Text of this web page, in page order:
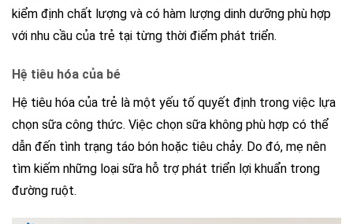
kiểm định chất lượng và có hàm lượng dinh dưỡng phù hợp
với nhu cầu của trẻ tại từng thời điểm phát triển.
Hệ tiêu hóa của bé
Hệ tiêu hóa của trẻ là một yếu tố quyết định trong việc lựa
chọn sữa công thức. Việc chọn sữa không phù hợp có thể
dẫn đến tình trạng táo bón hoặc tiêu chảy. Do đó, mẹ nên
tìm kiếm những loại sữa hỗ trợ phát triển lợi khuẩn trong
đường ruột.